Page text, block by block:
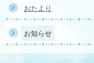
おたより
お知らせ